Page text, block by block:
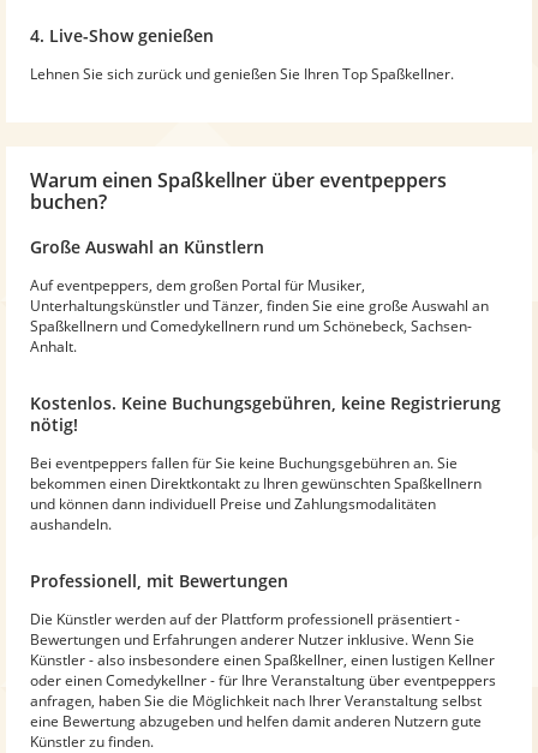
4. Live-Show genießen
Lehnen Sie sich zurück und genießen Sie Ihren Top Spaßkellner.
Warum einen Spaßkellner über eventpeppers
buchen?
Große Auswahl an Künstlern
Auf eventpeppers, dem großen Portal für Musiker,
Unterhaltungskünstler und Tänzer, finden Sie eine große Auswahl an
Spaßkellnern und Comedykellnern rund um Schönebeck, Sachsen-
Anhalt.
Kostenlos. Keine Buchungsgebühren, keine Registrierung
nötig!
Bei eventpeppers fallen für Sie keine Buchungsgebühren an. Sie
bekommen einen Direktkontakt zu Ihren gewünschten Spaßkellnern
und können dann individuell Preise und Zahlungsmodalitäten
aushandeln.
Professionell, mit Bewertungen
Die Künstler werden auf der Plattform professionell präsentiert -
Bewertungen und Erfahrungen anderer Nutzer inklusive. Wenn Sie
Künstler - also insbesondere einen Spaßkellner, einen lustigen Kellner
oder einen Comedykellner - für Ihre Veranstaltung über eventpeppers
anfragen, haben Sie die Möglichkeit nach Ihrer Veranstaltung selbst
eine Bewertung abzugeben und helfen damit anderen Nutzern gute
Künstler zu finden.